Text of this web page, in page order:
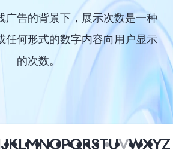
广告的背景下，展示次数是一种
任何形式的数字内容向用户显示
的次数。
JKLMNOPQRSTUVWXYZ